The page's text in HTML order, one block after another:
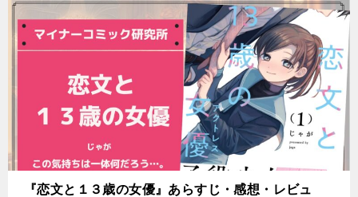
『恋文と１３歳の女優』あらすじ・感想・レビュ